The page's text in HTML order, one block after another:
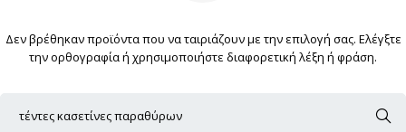
Δεν βρέθηκαν προϊόντα που να ταιριάζουν με την επιλογή σας. Ελέγξτε
την ορθογραφία ή χρησιμοποιήστε διαφορετική λέξη ή φράση.